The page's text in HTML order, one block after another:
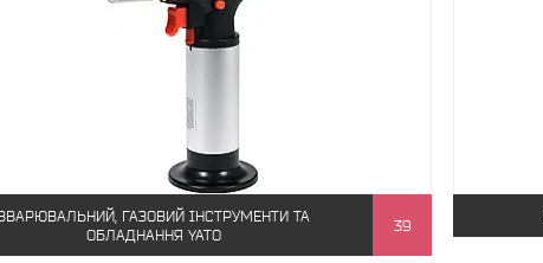
ГАЗОВИЙ ІНСТРУМЕНТИ ТА
ОБЛАДНАННЯ YATO
39